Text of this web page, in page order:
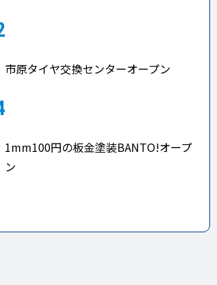
市原タイヤ交換センターオープン
1mm100円の板金塗装BANTO!オープ
ン